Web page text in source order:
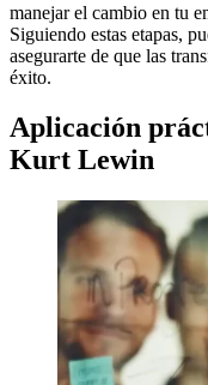
manejar el cambio en tu
Siguiendo estas etapas,
asegurarte de que las
éxito.
Aplicación
Kurt Lewin